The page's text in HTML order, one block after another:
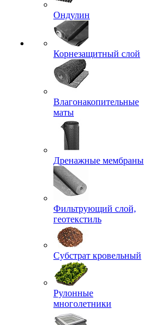
Ондулин
Корнезащитный слой
Влагонакопительные
маты
Дренажные мембраны
Фильтрующий слой,
геотекстиль
Субстрат кровельный
Рулонные
многолетники